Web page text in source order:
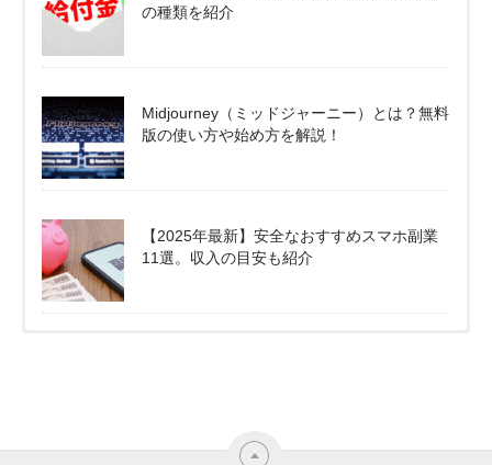
の種類を紹介
Midjourney（ミッドジャーニー）とは？無料
版の使い方や始め方を解説！
【2025年最新】安全なおすすめスマホ副業
11選。収入の目安も紹介